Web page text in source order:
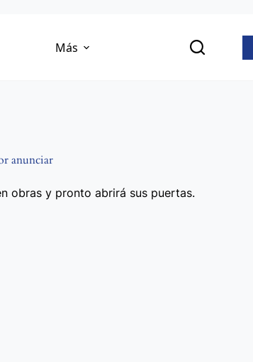
Más
anunciar
obras y pronto abrirá sus puertas.